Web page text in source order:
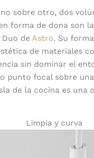
sobre otro, dos
forma de dona son
de Astro. Su
de materiales
sin dominar el
punto focal sobre
de la cocina es una
Limpia y curva